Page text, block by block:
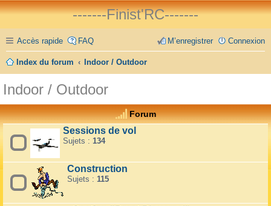
-------Finist'RC-------
Accès rapide FAQ Connexion
M’enregistrer
Index du forum Indoor / Outdoor
Indoor / Outdoor
Forum
Sessions de vol
Sujets : 134
Construction
Sujets : 115